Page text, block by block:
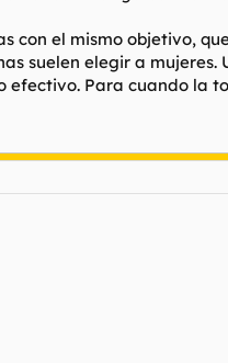
con el mismo objetivo,
suelen elegir a
Para cuando la